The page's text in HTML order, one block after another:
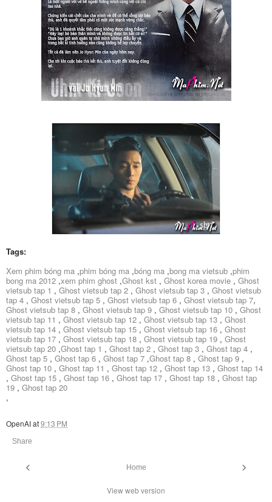
Tags:
Xem phim bóng ma ,phim bóng ma ,bóng ma ,bong ma vietsub ,phim
bong ma 2012 ,xem phim ghost ,Ghost kst , Ghost korea movie , Ghost
vietsub tap 1 , Ghost vietsub tap 2 , Ghost vietsub tap 3 , Ghost vietsub
tap 4 , Ghost vietsub tap 5 , Ghost vietsub tap 6 , Ghost vietsub tap 7,
Ghost vietsub tap 8 , Ghost vietsub tap 9 , Ghost vietsub tap 10 , Ghost
vietsub tap 11 , Ghost vietsub tap 12 , Ghost vietsub tap 13 , Ghost
vietsub tap 14 , Ghost vietsub tap 15 , Ghost vietsub tap 16 , Ghost
vietsub tap 17 , Ghost vietsub tap 18 , Ghost vietsub tap 19 , Ghost
vietsub tap 20 ,Ghost tap 1 , Ghost tap 2 , Ghost tap 3 , Ghost tap 4 ,
Ghost tap 5 , Ghost tap 6 , Ghost tap 7 ,Ghost tap 8 , Ghost tap 9 ,
Ghost tap 10 , Ghost tap 11 , Ghost tap 12 , Ghost tap 13 , Ghost tap 14
, Ghost tap 15 , Ghost tap 16 , Ghost tap 17 , Ghost tap 18 , Ghost tap
19 , Ghost tap 20
,
OpenAIat9:13 PM
Share
‹ ›
Home
View web version